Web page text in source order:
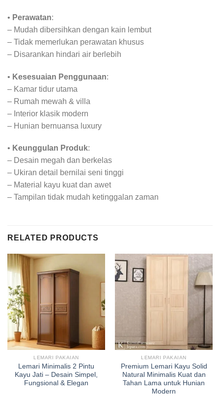
• Perawatan:
– Mudah dibersihkan dengan kain lembut
– Tidak memerlukan perawatan khusus
– Disarankan hindari air berlebih
• Kesesuaian Penggunaan:
– Kamar tidur utama
– Rumah mewah & villa
– Interior klasik modern
– Hunian bernuansa luxury
• Keunggulan Produk:
– Desain megah dan berkelas
– Ukiran detail bernilai seni tinggi
– Material kayu kuat dan awet
– Tampilan tidak mudah ketinggalan zaman
RELATED PRODUCTS
LEMARI PAKAIAN
Lemari Minimalis 2 Pintu
Kayu Jati – Desain Simpel,
Fungsional & Elegan
LEMARI PAKAIAN
Premium Lemari Kayu Solid
Natural Minimalis Kuat dan
Tahan Lama untuk Hunian
Modern